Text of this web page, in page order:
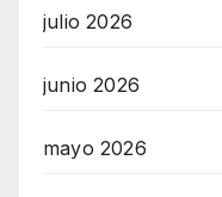
julio 2026
junio 2026
mayo 2026